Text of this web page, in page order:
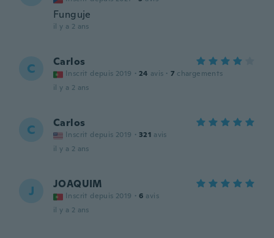
Funguje
il y a 2 ans
C Carlos
Inscrit depuis 2019 · 24 avis · 7 chargements
il y a 2 ans
C Carlos
Inscrit depuis 2019 · 321 avis
il y a 2 ans
J JOAQUIM
Inscrit depuis 2019 · 6 avis
il y a 2 ans